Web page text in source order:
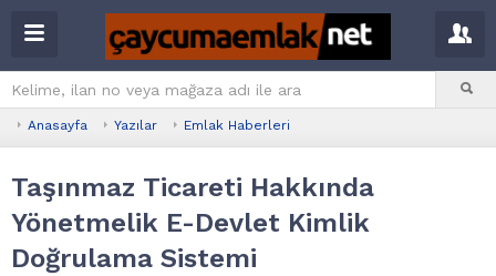
Anasayfa Yazılar Emlak Haberleri
Taşınmaz Ticareti Hakkında
Yönetmelik E-Devlet Kimlik
Doğrulama Sistemi